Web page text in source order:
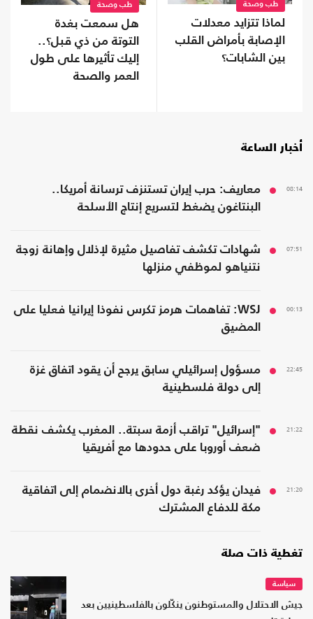
طب وصحة
لماذا تتزايد معدلات
الإصابة بأمراض القلب
بين الشابات؟
طب وصحة
هل سمعت بغدة
التوتة من ذي قبل؟..
إليك تأثيرها على طول
العمر والصحة
أخبار الساعة
08:14
معاريف: حرب إيران تستنزف ترسانة أمريكا..
البنتاغون يضغط لتسريع إنتاج الأسلحة
07:51
شهادات تكشف تفاصيل مثيرة لإذلال وإهانة زوجة
نتنياهو لموظفي منزلها
00:13
WSJ: تفاهمات هرمز تكرس نفوذا إيرانيا فعليا على
المضيق
22:45
مسؤول إسرائيلي سابق يرجح أن يقود اتفاق غزة
إلى دولة فلسطينية
21:22
"إسرائيل" تراقب أزمة سبتة.. المغرب يكشف نقطة
ضعف أوروبا على حدودها مع أفريقيا
21:20
فيدان يؤكد رغبة دول أخرى بالانضمام إلى اتفاقية
مكة للدفاع المشترك
تغطية ذات صلة
سياسة
جيش الاحتلال والمستوطنون ينكّلون بالفلسطينيين بعد